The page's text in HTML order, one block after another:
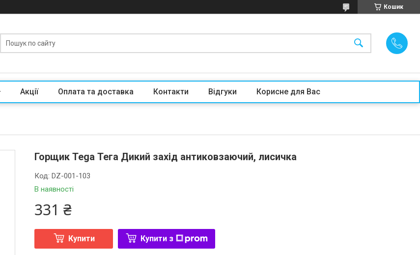
Кошик
Акції Оплата та доставка Контакти Відгуки Корисне для Вас
Горщик Tega Тега Дикий захід антиковзаючий, лисичка
В наявності
Код:DZ-001-103
331 ₴
Купити Купити з